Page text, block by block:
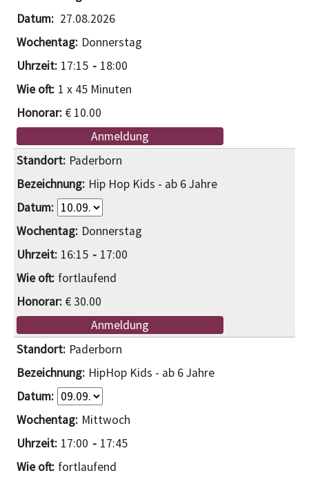
27.08.2026
Donnerstag
17:15
18:00
1 x 45 Minuten
€ 10.00
Anmeldung
Paderborn
Hip Hop Kids - ab 6 Jahre
Donnerstag
16:15
17:00
fortlaufend
€ 30.00
Anmeldung
Paderborn
HipHop Kids - ab 6 Jahre
Mittwoch
17:00
17:45
fortlaufend